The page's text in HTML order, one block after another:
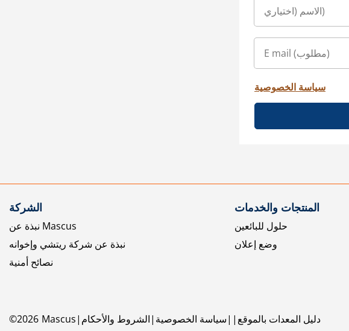
سياسة الخصوصية
الشركة
نبذة عن Mascus
نبذة عن شركة ريتشي وإخوانه
نصائح أمنية
المنتجات والخدمات
حلول للبائعين
وضع إعلان
©2026 Mascus الشروط والأحكام سياسة الخصوصية دليل المعدات بالموقع